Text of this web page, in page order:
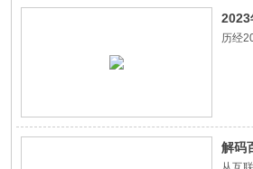
2023
历经
解码